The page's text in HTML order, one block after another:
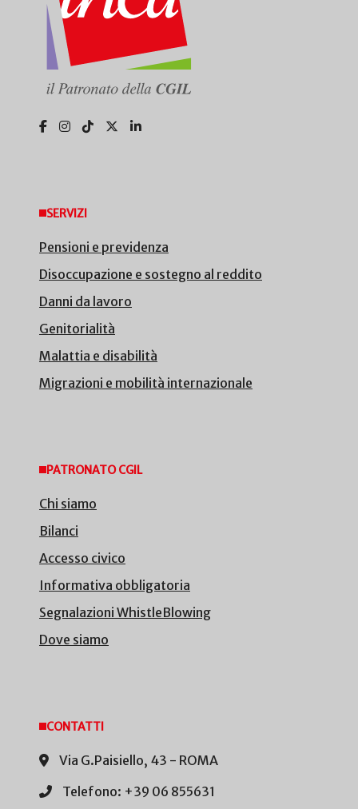
SERVIZI
Pensioni e previdenza
Disoccupazione e sostegno al reddito
Danni da lavoro
Genitorialità
Malattia e disabilità
Migrazioni e mobilità internazionale
PATRONATO CGIL
Chi siamo
Bilanci
Accesso civico
Informativa obbligatoria
Segnalazioni WhistleBlowing
Dove siamo
CONTATTI
Via G.Paisiello, 43 - ROMA
Telefono: +39 06 855631